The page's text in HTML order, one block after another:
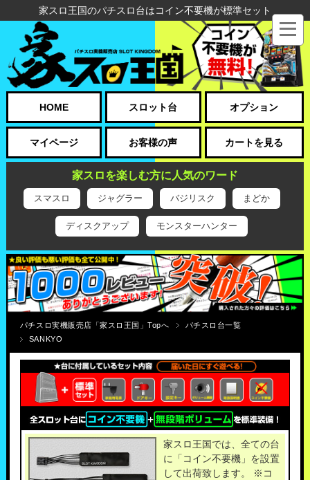
家スロ王国のパチスロ台はコイン不要機が標準セット
HOME スロット台 オプション
マイページ お客様の声 カートを見る
家スロを楽しむ方に人気のワード
スマスロ ジャグラー バジリスク まどか
ディスクアップ モンスターハンター
パチスロ実機販売店「家スロ王国」Topへ
パチスロ台一覧
SANKYO
家スロ王国では、全ての台
に「コイン不要機」を設置
して出荷致します。 ※コ